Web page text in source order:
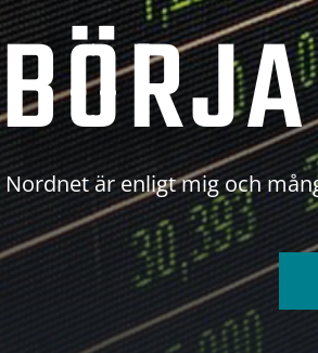
Nordnet är enligt mig och